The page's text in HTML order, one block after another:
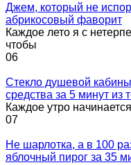
Джем, который не
абрикосовый фаворит
Каждое лето я с
чтобы
06
Стекло душевой
средства за 5 минут из
Каждое утро
07
Не шарлотка, а в 100
яблочный пирог за 35